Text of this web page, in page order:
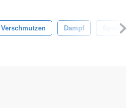
Verschmutzen Dampf Sprühen